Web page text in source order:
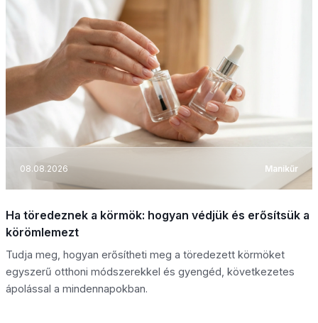
08.08.2026 Manikűr
Ha töredeznek a körmök: hogyan védjük és erősítsük a
körömlemezt
Tudja meg, hogyan erősítheti meg a töredezett körmöket
egyszerű otthoni módszerekkel és gyengéd, következetes
ápolással a mindennapokban.